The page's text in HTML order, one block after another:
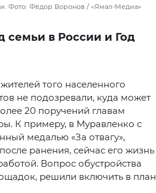
Фото: Фёдор Воронов / «Ямал-Медиа»
семьи в России и Год
того населенного
не подозревали, куда может
20 поручений главам
К примеру, в Муравленко с
медалью «За отвагу»,
ранения, сейчас его жизнь
Вопрос обустройства
решили включить в план